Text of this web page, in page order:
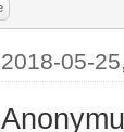
2018-05-